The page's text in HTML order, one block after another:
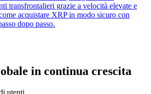
transfrontalieri grazie a velocità elevate e
acquistare XRP in modo sicuro con
dopo passo.
in continua crescita
utenti